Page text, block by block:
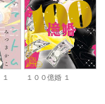
１００億婚 １